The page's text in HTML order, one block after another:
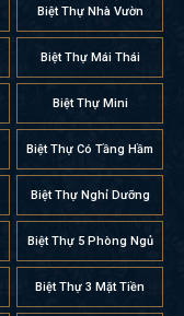
Biệt Thự Nhà Vườn
Biệt Thự Mái Thái
Biệt Thự Mini
Biệt Thự Có Tầng Hầm
Biệt Thự Nghỉ Dưỡng
Biệt Thự 5 Phòng Ngủ
Biệt Thự 3 Mặt Tiền